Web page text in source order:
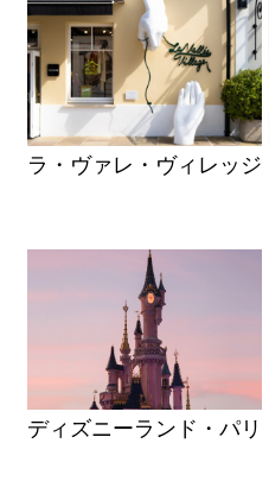
ラ・ヴァレ・ヴィレッジ
ディズニーランド・パリ